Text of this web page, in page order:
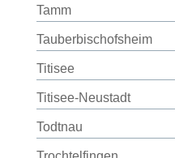
Tamm
Tauberbischofsheim
Titisee
Titisee-Neustadt
Todtnau